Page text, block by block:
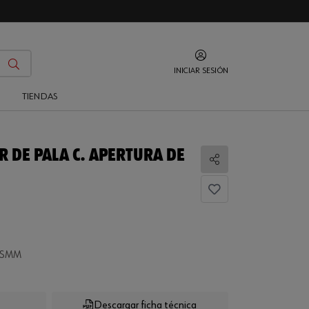
INICIAR SESIÓN
TIENDAS
DE PALA C. APERTURA DE
Compartir
Descargar ficha técnica